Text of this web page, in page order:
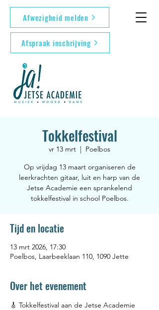
Afwezigheid melden
Afspraak inschrijving
Tokkelfestival
vr 13 mrt
  |
Poelbos
Op vrijdag 13 maart organiseren de
leerkrachten gitaar, luit en harp van de
Jetse Academie een sprankelend
tokkelfestival in school Poelbos.
Tijd en locatie
13 mrt 2026, 17:30
Poelbos, Laarbeeklaan 110, 1090 Jette
Over het evenement
🎸 Tokkelfestival aan de Jetse Academie